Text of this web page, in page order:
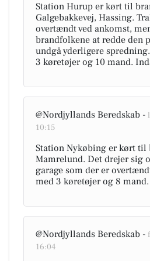
Station Hurup er kørt til
Galgebakkevej, Hassing.
overtændt ved ankomst,
brandfolkene at redde den
undgå yderligere
3 køretøjer og 10 mand.
@Nordjyllands Beredskab -
10:15
Station Nykøbing er kørt til
Mamrelund. Det drejer sig
garage som der er
med 3 køretøjer og 8 mand.
@Nordjyllands Beredskab -
16:04